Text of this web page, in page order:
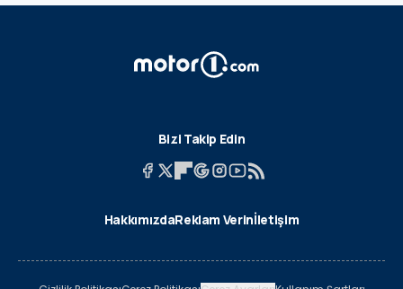
Bizi Takip Edin
HakkımızdaReklam Verinİletişim